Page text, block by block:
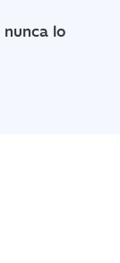
nunca lo